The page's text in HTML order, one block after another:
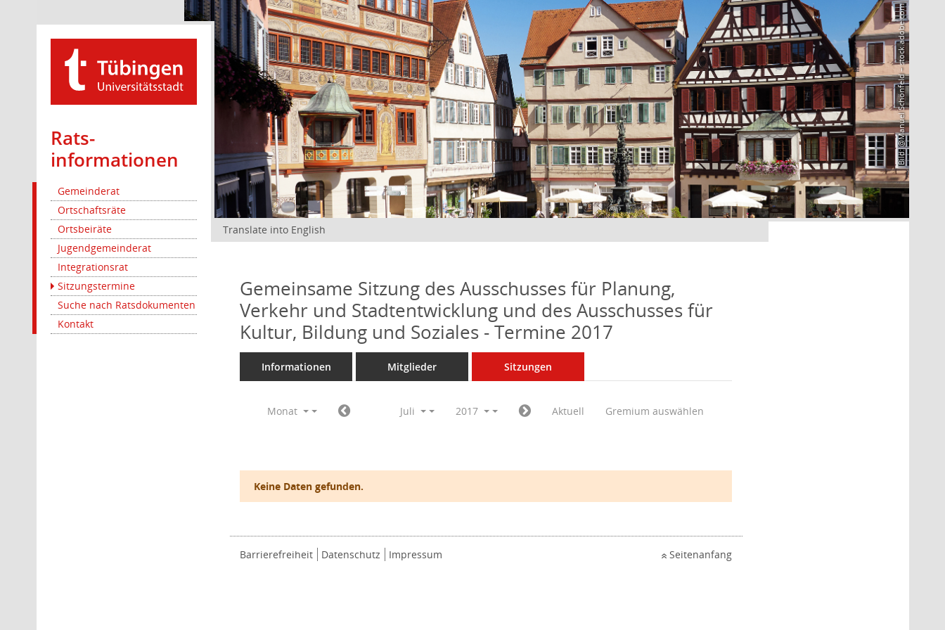
Rats­
informationen
Gemeinderat
Ortschaftsräte
Ortsbeiräte
Jugendgemeinderat
Integrationsrat
Sitzungstermine
Suche nach Ratsdokumenten
Kontakt
Bild: @Manuel Schönfeld – stock.adobe.com
Translate into English
Gemeinsame Sitzung des Ausschusses für Planung,
Verkehr und Stadtentwicklung und des Ausschusses für
Kultur, Bildung und Soziales - Termine 2017
Informationen Mitglieder Sitzungen
Monat Juli 2017 Aktuell Gremium auswählen
Keine Daten gefunden.
Barrierefreiheit Datenschutz Impressum Seitenanfang